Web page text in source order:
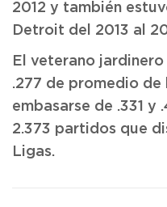
2012 y también
Detroit del 2013 al
El veterano
.277 de promedio
embasarse de .331 y
2.373 partidos que
Ligas.